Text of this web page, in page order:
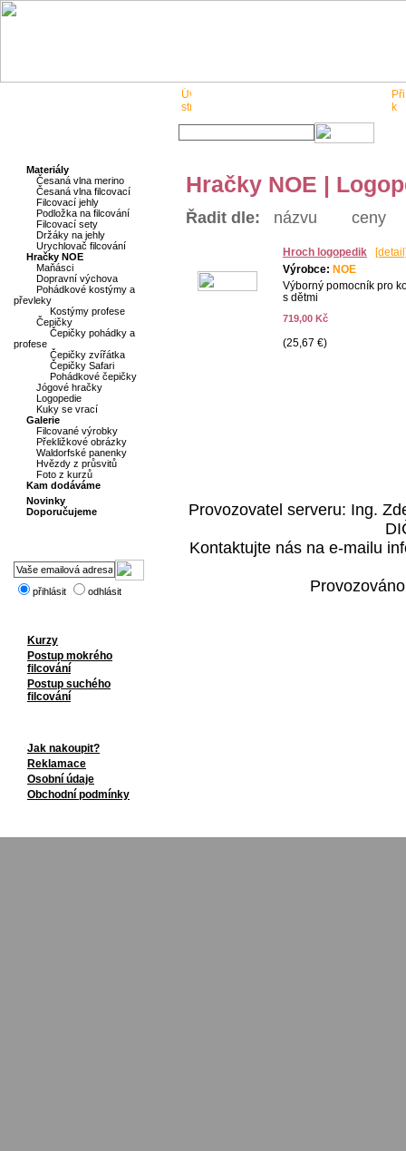
Materiály
Česaná vlna merino
Česaná vlna filcovací
Filcovací jehly
Podložka na filcování
Filcovací sety
Držáky na jehly
Urychlovač filcování
Hračky NOE
Maňásci
Dopravní výchova
Pohádkové kostýmy a
převleky
Kostýmy profese
Čepičky
Čepičky pohádky a
profese
Čepičky zvířátka
Čepičky Safari
Pohádkové čepičky
Jógové hračky
Logopedie
Kuky se vrací
Galerie
Filcované výrobky
Překližkové obrázky
Waldorfské panenky
Hvězdy z průsvitů
Foto z kurzů
Kam dodáváme
Novinky
Doporučujeme
přihlásit odhlásit
Kurzy
Postup mokrého
filcování
Postup suchého
filcování
Jak nakoupit?
Reklamace
Osobní údaje
Obchodní podmínky
Hračky NOE |
Řadit dle: názvu ceny
Hroch logopedik
Výrobce: NOE
Výborný pomocník pro
s dětmi
719,00 Kč
(25,67 €)
Provozovatel serveru: Ing.
Kontaktujte nás na e-mailu